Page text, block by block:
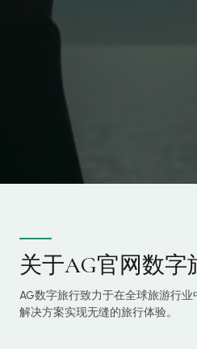
关于AG官网数字
AG数字旅行致力于在全球旅游行
解决方案实现无缝的旅行体验。